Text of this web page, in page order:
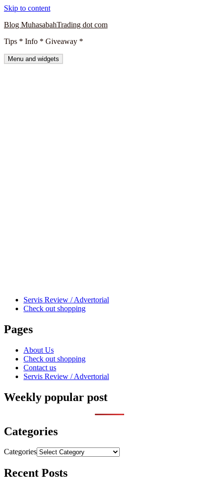
Skip to content
Blog MuhasabahTrading dot com
Tips * Info * Giveaway *
Menu and widgets
Servis Review / Advertorial
Check out shopping
Pages
About Us
Check out shopping
Contact us
Servis Review / Advertorial
Weekly popular post
Categories
Categories
Recent Posts